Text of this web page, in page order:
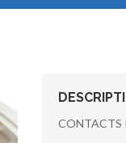
CONTACTS